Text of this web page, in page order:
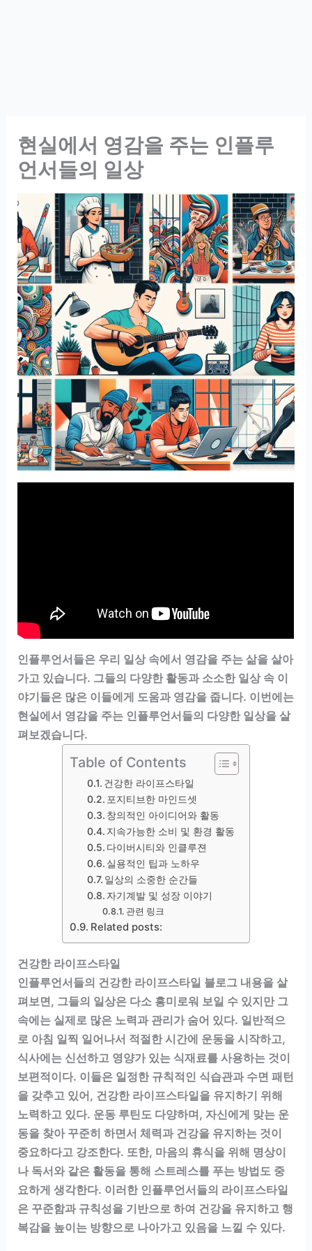
현실에서 영감을 주는 인플루
언서들의 일상
인플루언서들은 우리 일상 속에서 영감을 주는 삶을 살아
가고 있습니다. 그들의 다양한 활동과 소소한 일상 속 이
야기들은 많은 이들에게 도움과 영감을 줍니다. 이번에는
현실에서 영감을 주는 인플루언서들의 다양한 일상을 살
펴보겠습니다.
Table of Contents
건강한 라이프스타일
포지티브한 마인드셋
창의적인 아이디어와 활동
지속가능한 소비 및 환경 활동
다이버시티와 인클루젼
실용적인 팁과 노하우
일상의 소중한 순간들
자기계발 및 성장 이야기
관련 링크
Related posts:
건강한 라이프스타일
인플루언서들의 건강한 라이프스타일 블로그 내용을 살
펴보면, 그들의 일상은 다소 흥미로워 보일 수 있지만 그
속에는 실제로 많은 노력과 관리가 숨어 있다. 일반적으
로 아침 일찍 일어나서 적절한 시간에 운동을 시작하고,
식사에는 신선하고 영양가 있는 식재료를 사용하는 것이
보편적이다. 이들은 일정한 규칙적인 식습관과 수면 패턴
을 갖추고 있어, 건강한 라이프스타일을 유지하기 위해
노력하고 있다. 운동 루틴도 다양하며, 자신에게 맞는 운
동을 찾아 꾸준히 하면서 체력과 건강을 유지하는 것이
중요하다고 강조한다. 또한, 마음의 휴식을 위해 명상이
나 독서와 같은 활동을 통해 스트레스를 푸는 방법도 중
요하게 생각한다. 이러한 인플루언서들의 라이프스타일
은 꾸준함과 규칙성을 기반으로 하여 건강을 유지하고 행
복감을 높이는 방향으로 나아가고 있음을 느낄 수 있다.